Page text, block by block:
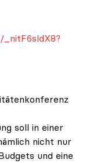
soll in einer
nicht nur
und eine